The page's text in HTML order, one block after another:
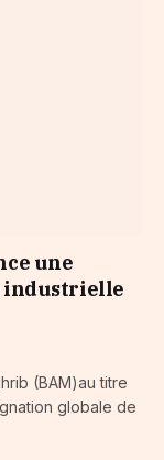
une
industrielle
(BAM)au titre
globale de